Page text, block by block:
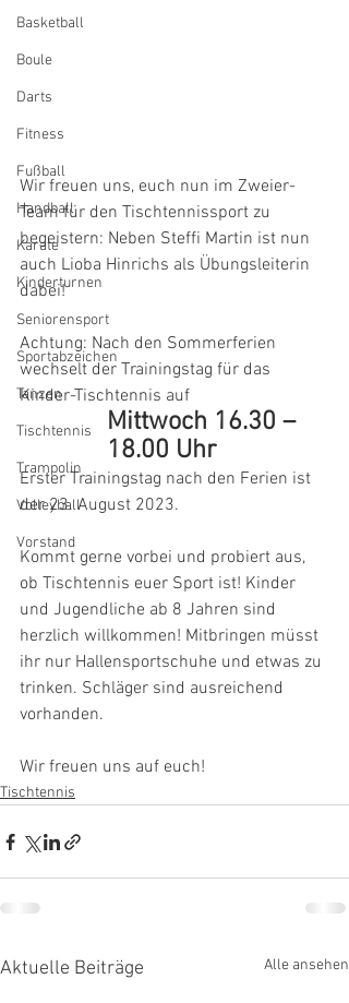
Basketball
Boule
Darts
Fitness
Fußball
Handball
Karate
Kinderturnen
Seniorensport
Sportabzeichen
Tanzen
Tischtennis
Trampolin
Volleyball
Vorstand
Wir freuen uns, euch nun im Zweier-
Team für den Tischtennissport zu
begeistern: Neben Steffi Martin ist nun
auch Lioba Hinrichs als Übungsleiterin
dabei!
Achtung: Nach den Sommerferien
wechselt der Trainingstag für das
Kinder-Tischtennis auf
Mittwoch 16.30 –
18.00 Uhr
Erster Trainingstag nach den Ferien ist
der 23. August 2023.
Kommt gerne vorbei und probiert aus,
ob Tischtennis euer Sport ist! Kinder
und Jugendliche ab 8 Jahren sind
herzlich willkommen! Mitbringen müsst
ihr nur Hallensportschuhe und etwas zu
trinken. Schläger sind ausreichend
vorhanden.
Wir freuen uns auf euch!
Tischtennis
Aktuelle Beiträge Alle ansehen